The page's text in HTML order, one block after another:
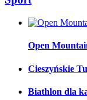
Open
Cieszyńskie
Biathlon dla